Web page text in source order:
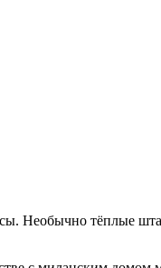
Необычно тёплые